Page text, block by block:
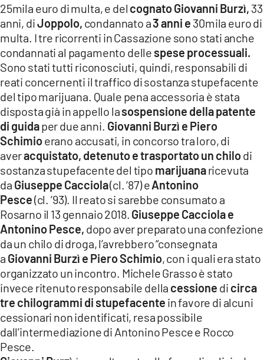
App
ANDROID
APPLE
25mila euro di multa, e del cognato Giovanni Burzì, 33
anni, diJoppolo, condannato a3 anni e 30mila euro di
multa. I tre ricorrenti in Cassazione sono stati anche
condannati al pagamento delle spese processuali.
Sono stati tutti riconosciuti, quindi, responsabili di
reati concernenti il traffico di sostanza stupefacente
del tipo marijuana. Quale pena accessoria è stata
disposta già in appello lasospensione della patente
di guidaper due anni. Giovanni Burzì e Piero
Schimioerano accusati, in concorso tra loro, di
averacquistato, detenuto e trasportato un chilodi
sostanza stupefacente del tipo marijuanaricevuta
da Giuseppe Cacciola(cl. ‘87) eAntonino
Pesce(cl. ’93). Il reato si sarebbe consumato a
Rosarno il 13 gennaio 2018. Giuseppe Cacciola e
Antonino Pesce, dopo aver preparato una confezione
da un chilo di droga, l’avrebbero “consegnata
a Giovanni Burzì e Piero Schimio, con i quali era stato
organizzato un incontro. Michele Grasso è stato
invece ritenuto responsabile della cessione di circa
tre chilogrammi di stupefacente in favore di alcuni
cessionari non identificati, resa possibile
dall’intermediazione di Antonino Pesce e Rocco
Pesce.